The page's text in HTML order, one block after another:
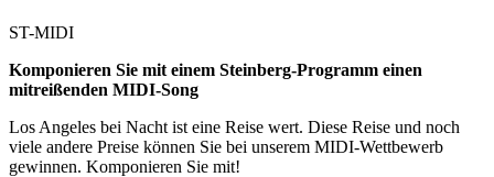
ST-MIDI
Komponieren Sie mit einem Steinberg-Programm einen
mitreißenden MIDI-Song
Los Angeles bei Nacht ist eine Reise wert. Diese Reise und noch
viele andere Preise können Sie bei unserem MIDI-Wettbewerb
gewinnen. Komponieren Sie mit!